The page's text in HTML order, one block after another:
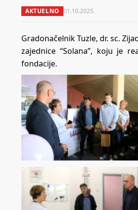
AKTUELNO 01.10.2025.
Gradonačelnik Tuzle, dr. sc.
zajednice “Solana”, koju je
fondacije.